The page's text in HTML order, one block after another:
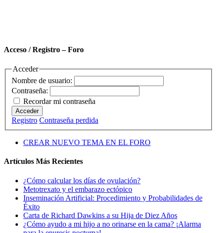
Acceso / Registro – Foro
Acceder
Nombre de usuario:
Contraseña:
Recordar mi contraseña
Acceder
Registro Contraseña perdida
CREAR NUEVO TEMA EN EL FORO
Artículos Más Recientes
¿Cómo calcular los días de ovulación?
Metotrexato y el embarazo ectópico
Inseminación Artificial: Procedimiento y Probabilidades de
Éxito
Carta de Richard Dawkins a su Hija de Diez Años
¿Cómo ayudo a mi hijo a no orinarse en la cama? ¡Alarma